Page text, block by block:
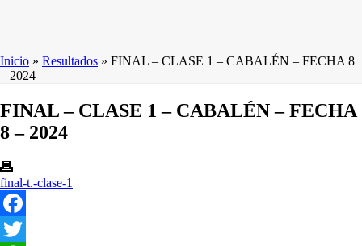
Inicio » Resultados » FINAL – CLASE 1 – CABALÉN – FECHA 8
– 2024
FINAL – CLASE 1 – CABALÉN – FECHA
8 – 2024
final-t.-clase-1
Facebook